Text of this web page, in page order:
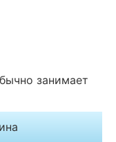
занимает